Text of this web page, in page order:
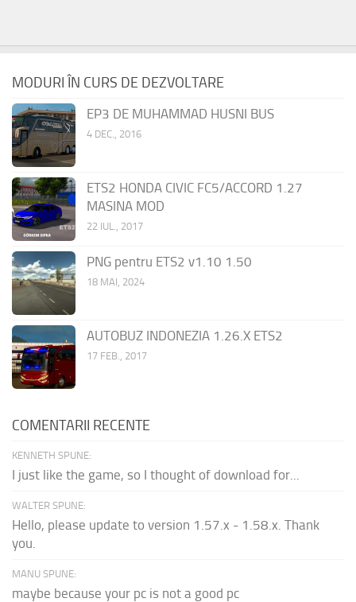
MODURI ÎN CURS DE DEZVOLTARE
EP3 DE MUHAMMAD HUSNI BUS
4 DEC., 2016
ETS2 HONDA CIVIC FC5/ACCORD 1.27
MASINA MOD
22 IUL., 2017
PNG pentru ETS2 v1.10 1.50
18 MAI, 2024
AUTOBUZ INDONEZIA 1.26.X ETS2
17 FEB., 2017
COMENTARII RECENTE
KENNETH SPUNE:
I just like the game, so I thought of download for...
WALTER SPUNE:
Hello, please update to version 1.57.x - 1.58.x. Thank
you.
MANU SPUNE:
maybe because your pc is not a good pc